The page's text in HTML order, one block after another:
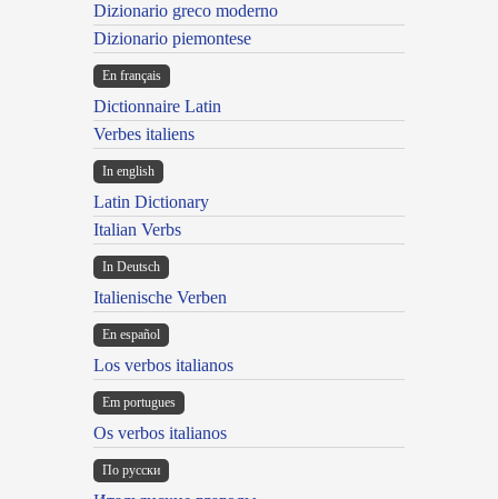
Dizionario greco moderno
Dizionario piemontese
En français
Dictionnaire Latin
Verbes italiens
In english
Latin Dictionary
Italian Verbs
In Deutsch
Italienische Verben
En español
Los verbos italianos
Em portugues
Os verbos italianos
По русски